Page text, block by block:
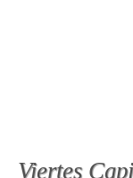
Viertes